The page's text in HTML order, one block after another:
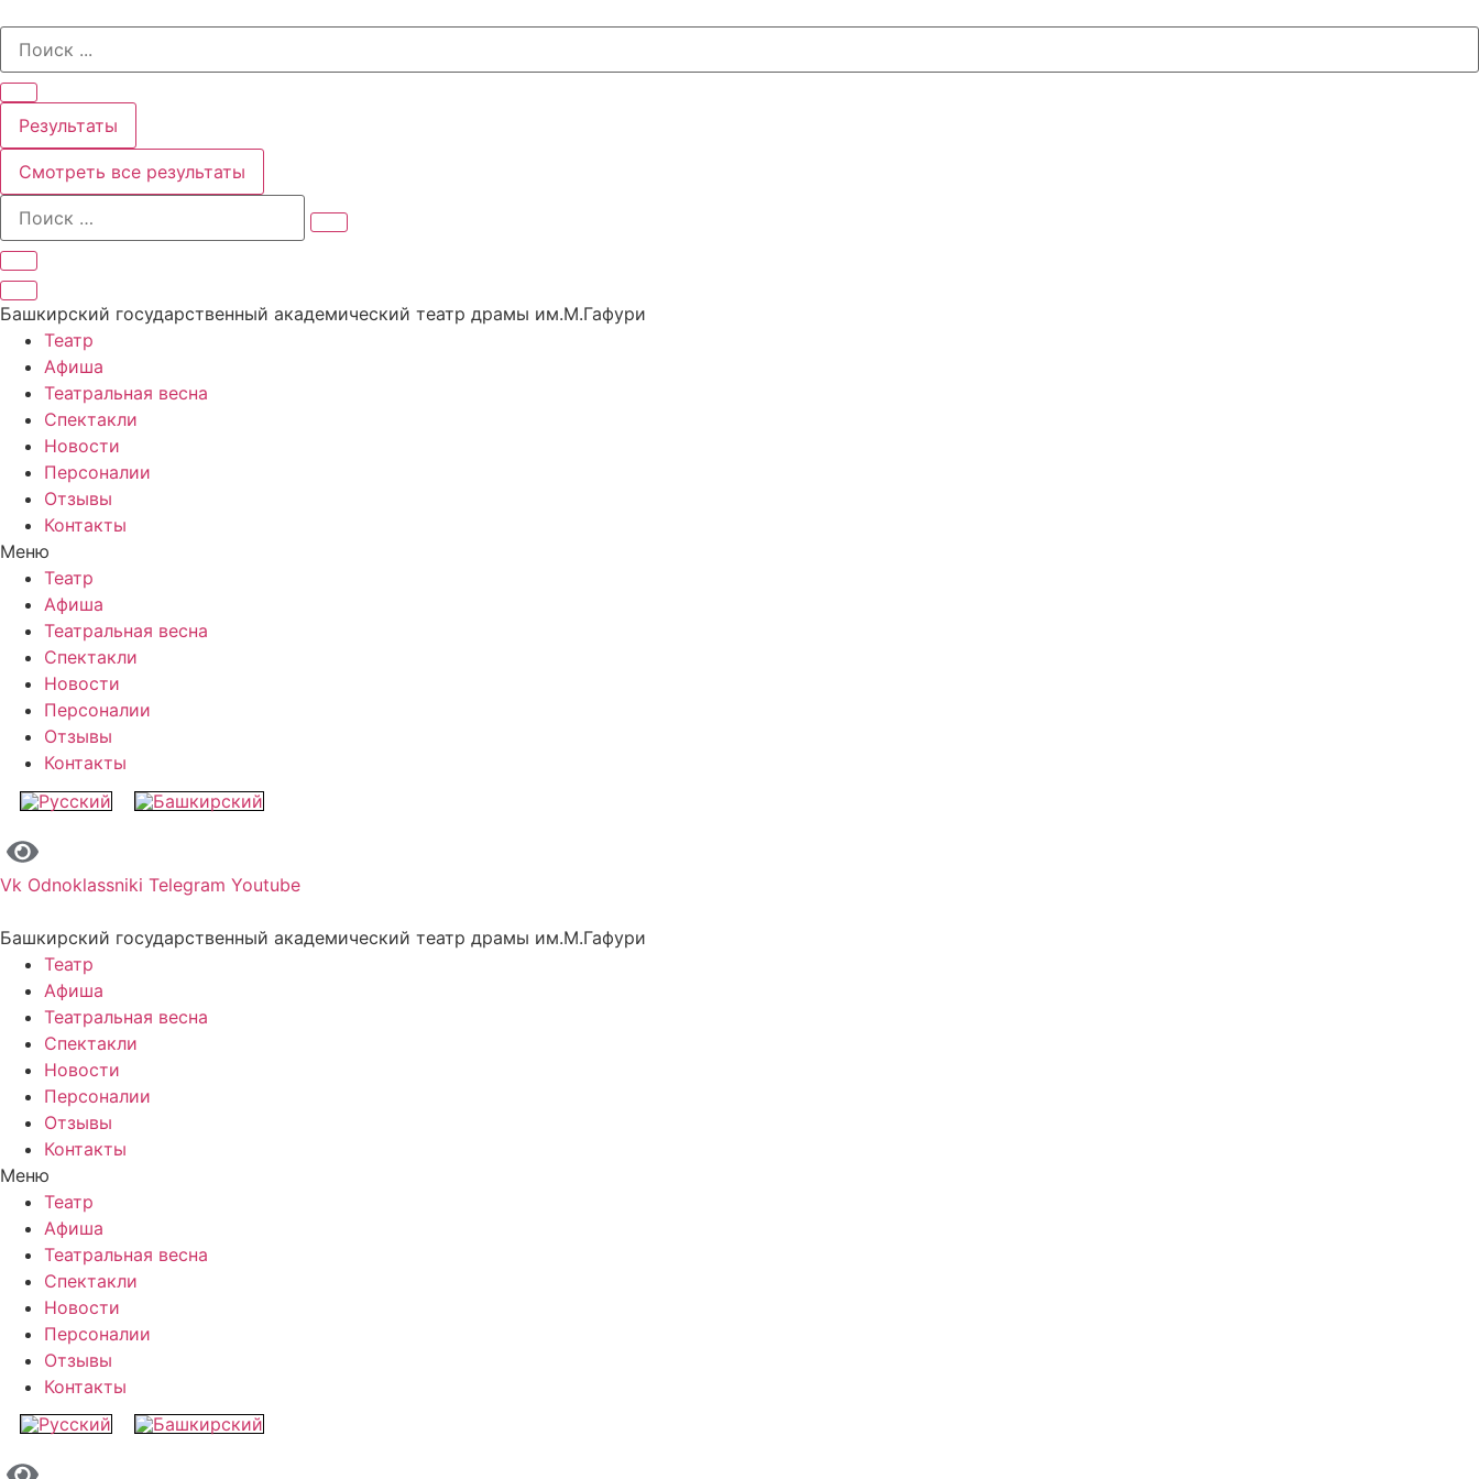
содержимому
Search
Результаты
Смотреть все результаты
Башкирский государственный академический театр драмы им.М.Гафури
Театр
Афиша
Театральная весна
Спектакли
Новости
Персоналии
Отзывы
Контакты
Меню
Театр
Афиша
Театральная весна
Спектакли
Новости
Персоналии
Отзывы
Контакты
Vk Odnoklassniki Telegram Youtube
Башкирский государственный академический театр драмы им.М.Гафури
Театр
Афиша
Театральная весна
Спектакли
Новости
Персоналии
Отзывы
Контакты
Меню
Театр
Афиша
Театральная весна
Спектакли
Новости
Персоналии
Отзывы
Контакты